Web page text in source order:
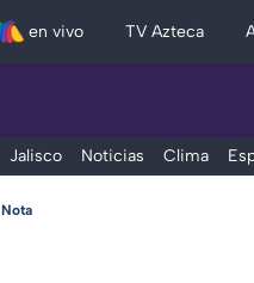
en vivo TV Azteca
Jalisco Noticias Clima
Nota